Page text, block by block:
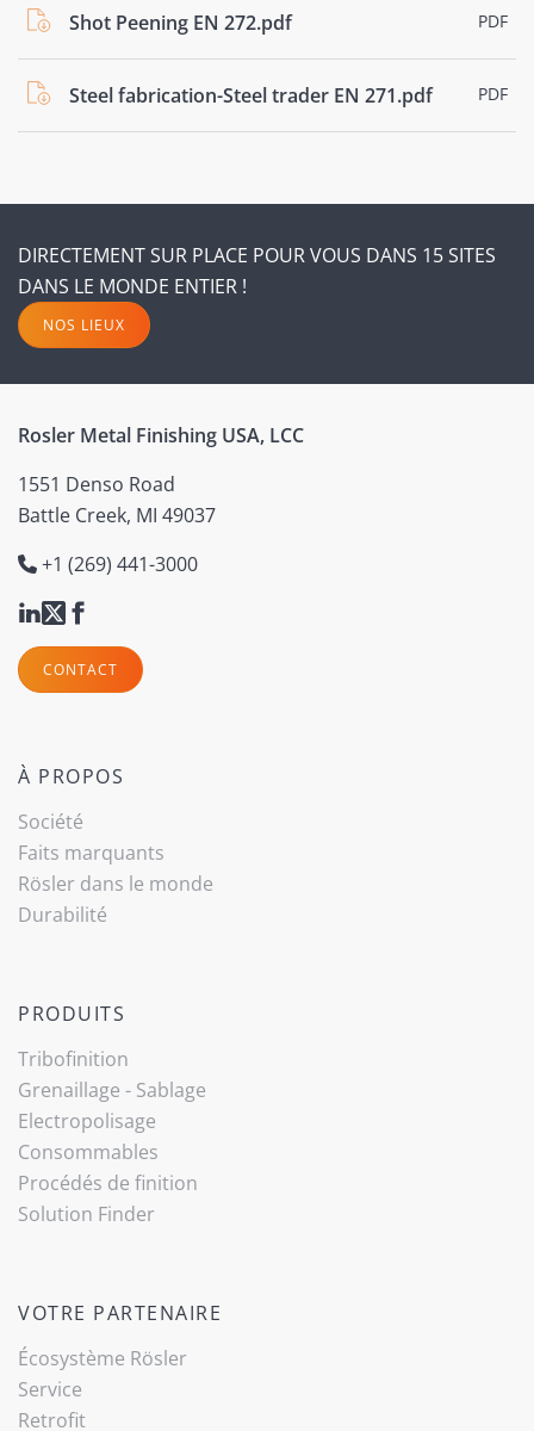
Shot Peening EN 272.pdf PDF
Steel fabrication-Steel trader EN 271.pdf PDF
DIRECTEMENT SUR PLACE POUR VOUS DANS 15 SITES
DANS LE MONDE ENTIER !
NOS LIEUX
Rosler Metal Finishing USA, LCC
1551 Denso Road
Battle Creek, MI 49037
+1 (269) 441-3000
CONTACT
À PROPOS
Société
Faits marquants
Rösler dans le monde
Durabilité
PRODUITS
Tribo­finition
Grenaillage - Sablage
Electropolisage
Consommables
Procédés de finition
Solution Finder
VOTRE PARTENAIRE
Écosystème Rösler
Service
Retrofit